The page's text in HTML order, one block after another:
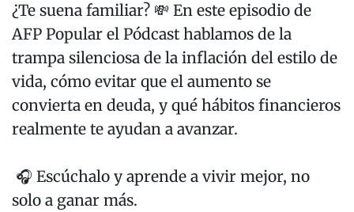
¿Te suena familiar? 💸 En este episodio de
AFP Popular el Pódcast hablamos de la
trampa silenciosa de la inflación del estilo de
vida, cómo evitar que el aumento se
convierta en deuda, y qué hábitos financieros
realmente te ayudan a avanzar.
🎧 Escúchalo y aprende a vivir mejor, no
solo a ganar más.